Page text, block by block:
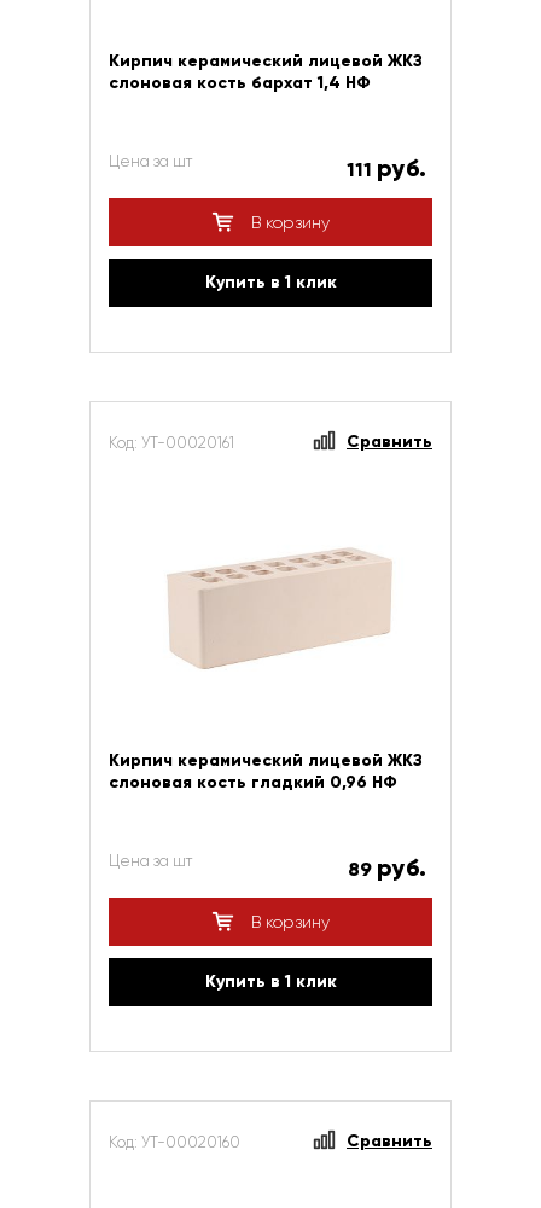
Кирпич керамический лицевой ЖКЗ
слоновая кость бархат 1,4 НФ
Цена за шт 111 руб.
В корзину
Купить в 1 клик
Код: УТ-00020161 Сравнить
Кирпич керамический лицевой ЖКЗ
слоновая кость гладкий 0,96 НФ
Цена за шт 89 руб.
В корзину
Купить в 1 клик
Код: УТ-00020160 Сравнить